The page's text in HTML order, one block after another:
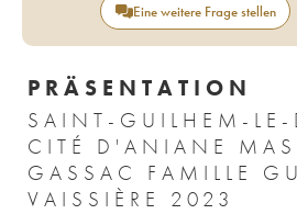
Eine weitere Frage stellen
PRÄSENTATION
SAINT-GUILHEM-LE-
CITÉ D'ANIANE
GASSAC FAMILLE
VAISSIÈRE 2023